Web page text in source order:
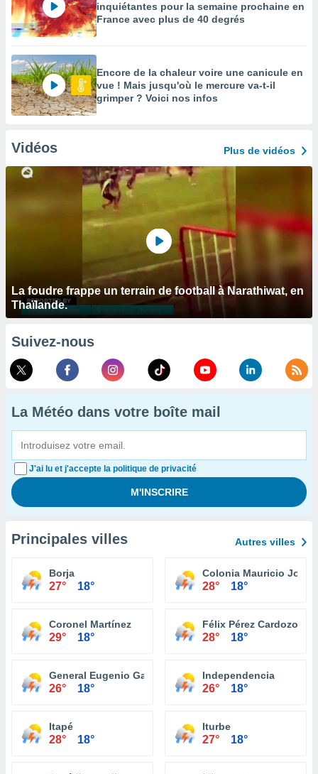
inquiétantes pour la semaine prochaine en
France avec plus de 40 degrés
Encore de la chaleur voire une canicule en
vue ! Mais jusqu'où le mercure va-t-il
grimper ? Voici nos infos
Vidéos Plus de vidéos
La foudre frappe un terrain de football à Narathiwat, en
Thaïlande.
Suivez-nous
La Météo dans votre boîte mail
J'ai lu et j'accepte la politique de privacité
Principales villes Autres villes
Borja
27° 18°
Colonia Mauricio José
28° 18°
Coronel Martínez
29° 18°
Félix Pérez Cardozo
28° 18°
General Eugenio Garay
26° 18°
Independencia
26° 18°
Itapé
28° 18°
Iturbe
27° 18°